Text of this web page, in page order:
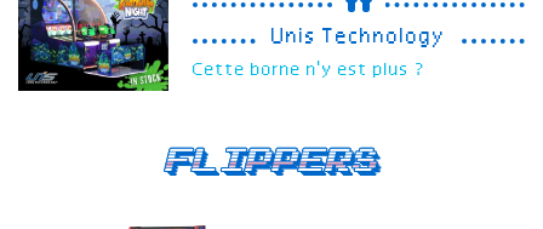
Unis Technology
Cette borne n'y est plus ?
Flippers